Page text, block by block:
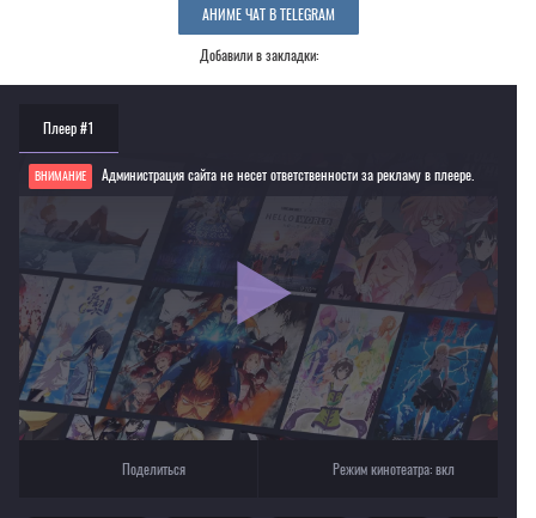
АНИМЕ ЧАТ В TELEGRAM
Добавили в закладки:
Плеер #1
ВНИМАНИЕ Администрация сайта не несет ответственности за рекламу в плеере.
Если видео не работает, обновите страницу или выберите другой плеер!
Для просмотра некоторых аниме необходимо установить VPN
Текущее воспроизведение：Дни [ТВ]
Поделиться Режим кинотеатра:вкл